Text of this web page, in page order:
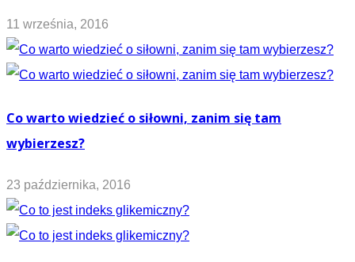
11 września, 2016
Co warto wiedzieć o siłowni, zanim się tam
wybierzesz?
23 października, 2016